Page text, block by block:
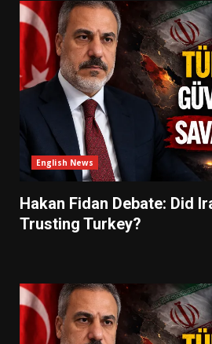
English News
Hakan Fidan Debate: Did
Trusting Turkey?